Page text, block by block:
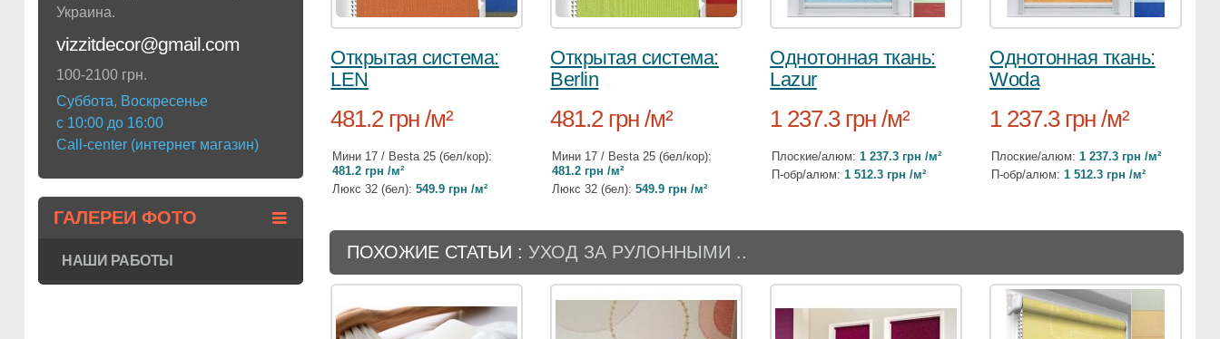
Открытая система:
LEN
481.2 грн /м²
Мини 17 / Besta 25 (бел/кор):
481.2 грн /м²
Люкс 32 (бел):549.9 грн /м²
Открытая система:
Berlin
481.2 грн /м²
Мини 17 / Besta 25 (бел/кор):
481.2 грн /м²
Люкс 32 (бел):549.9 грн /м²
Однотонная ткань:
Lazur
1 237.3 грн /м²
Плоские/алюм:1 237.3 грн /м²
П-обр/алюм:1 512.3 грн /м²
Однотонная ткань:
Woda
1 237.3 грн /м²
Плоские/алюм:1 237.3 грн /м²
П-обр/алюм:1 512.3 грн /м²
ПОХОЖИЕ СТАТЬИ : УХОД ЗА РУЛОННЫМИ ..
Украина.
vizzitdecor@gmail.com
100-2100 грн.
Суббота, Воскресенье
с 10:00 до 16:00
Call-center (интернет магазин)
ГАЛЕРЕИ ФОТО
НАШИ РАБОТЫ